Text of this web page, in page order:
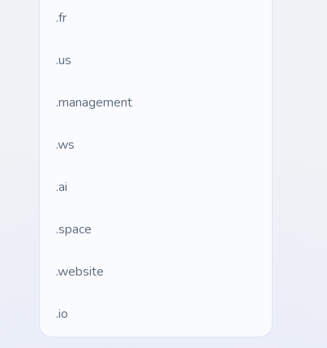
.fr
.us
.management
.ws
.ai
.space
.website
.io